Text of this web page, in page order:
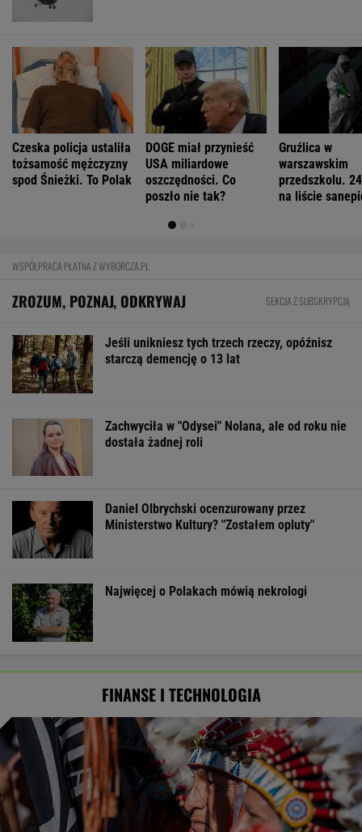
Czeska policja ustaliła
tożsamość mężczyzny
spod Śnieżki. To Polak
DOGE miał przynieść
USA miliardowe
oszczędności. Co
poszło nie tak?
Gruźlica w
warszawskim
przedszkolu.
na liście
WSPÓŁPRACA PŁATNA Z WYBORCZA.PL
ZROZUM, POZNAJ, ODKRYWAJ SEKCJA Z SUBSKRYPCJĄ
Jeśli unikniesz tych trzech rzeczy, opóźnisz
starczą demencję o 13 lat
Zachwyciła w "Odysei" Nolana, ale od roku nie
dostała żadnej roli
Daniel Olbrychski ocenzurowany przez
Ministerstwo Kultury? "Zostałem opluty"
Najwięcej o Polakach mówią nekrologi
FINANSE I TECHNOLOGIA